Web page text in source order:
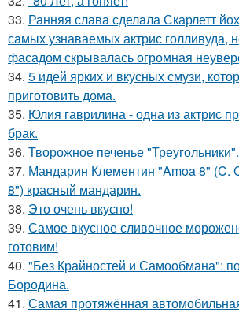
33. Ранняя слава сделала Скарлетт
самых узнаваемых актрис голливуда,
фасадом скрывалась огромная
34. 5 идей ярких и вкусных смузи,
приготовить дома.
35. Юлия гаврилина - одна из актрис
брак.
36. Творожное печенье "Треугольники".
37. Мандарин Клементин "Amoa 8" (C.
8") красный мандарин.
38. Это очень вкусно!
39. Самое вкусное сливочное
готовим!
40. "Без Крайностей и Самообмана":
Бородина.
41. Самая протяжённая